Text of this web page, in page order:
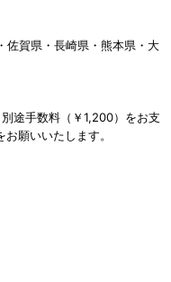
佐賀県・長崎県・熊本県・大
途手数料（￥1,200）をお支
願いいたします。